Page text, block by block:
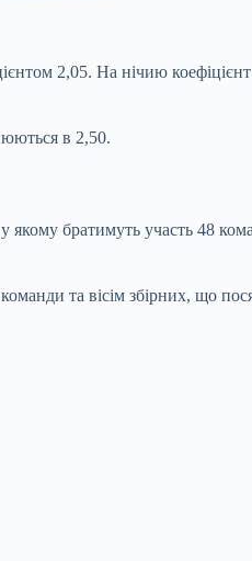
2,05. На нічию
в 2,50.
братимуть участь 48
та вісім збірних, що